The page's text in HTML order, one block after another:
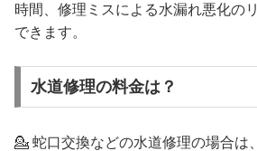
時間、修理ミスによる水漏れ悪化の
できます。
水道修理の料金は？
💁 蛇口交換などの水道修理の場合は